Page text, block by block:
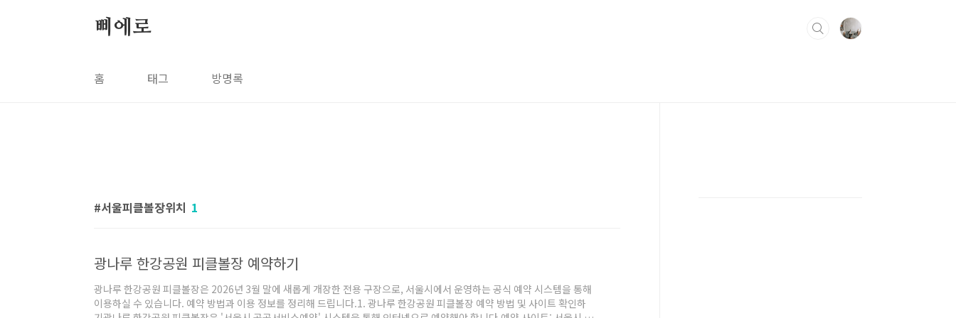
삐에로
홈 태그 방명록
서울피클볼장위치 1
광나루 한강공원 피클볼장 예약하기
광나루 한강공원 피클볼장은 2026년 3월 말에 새롭게 개장한 전용 구장으로, 서울시에서 운영하는 공식 예약 시스템을 통해
이용하실 수 있습니다. 예약 방법과 이용 정보를 정리해 드립니다.1. 광나루 한강공원 피클볼장 예약 방법 및 사이트 확인하